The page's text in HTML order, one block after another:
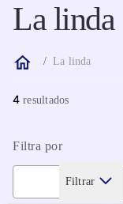
La linda
La linda
4
Filtra por
Filtrar